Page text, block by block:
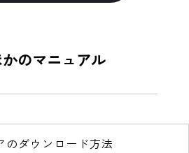
のマニュアル
のダウンロード方法